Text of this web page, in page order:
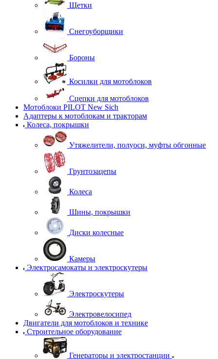
Щетки
Снегоуборщики
Бороны
Косилки для мотоблоков
Сцепки для мотоблоков
Мотоблоки PILOT New Sich
Адаптеры к мотоблокам и тракторам
Колеса, покрышки
Утяжелители, полуоси, муфты обгонные
Грунтозацепы
Колеса
Шины, покрышки
Диски колесные
Камеры
Электросамокаты и электроскутеры
Электроскутеры
Электровелосипед
Двигатели для мотоблоков и технике
Строительное оборудование
Генераторы и электростанции